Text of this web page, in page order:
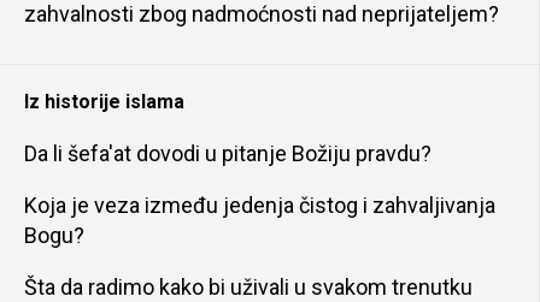
zahvalnosti zbog nadmoćnosti nad neprijateljem?
Iz historije islama
Da li šefa'at dovodi u pitanje Božiju pravdu?
Koja je veza između jedenja čistog i zahvaljivanja
Bogu?
Šta da radimo kako bi uživali u svakom trenutku